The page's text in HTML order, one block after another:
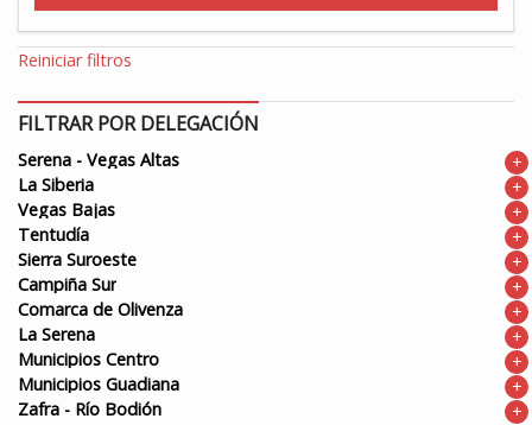
Reiniciar filtros
FILTRAR POR DELEGACIÓN